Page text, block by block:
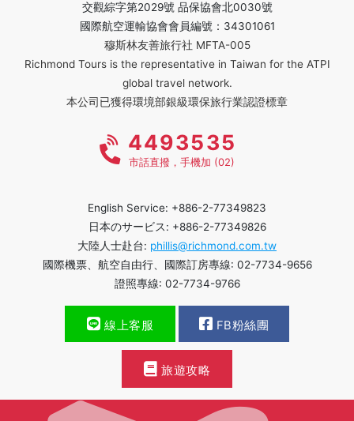
交觀綜字第2029號 品保協會北0030號
國際航空運輸協會會員編號：34301061
穆斯林友善旅行社 MFTA-005
Richmond Tours is the representative in Taiwan for the ATPI
global travel network.
本公司已獲得環境部銀級環保旅行業認證標章
4493535
市話直撥，手機加 (02)
English Service: +886-2-77349823
日本のサービス: +886-2-77349826
大陸人士赴台: phillis@richmond.com.tw
國際機票、航空自由行、國際訂房專線: 02-7734-9656
證照專線: 02-7734-9766
線上客服 FB粉絲團
旅遊攻略